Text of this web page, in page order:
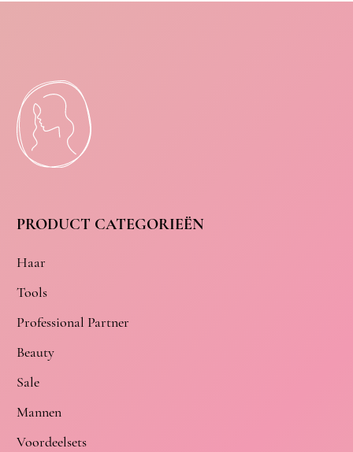
PRODUCT CATEGORIEËN
Haar
Tools
Professional Partner
Beauty
Sale
Mannen
Voordeelsets